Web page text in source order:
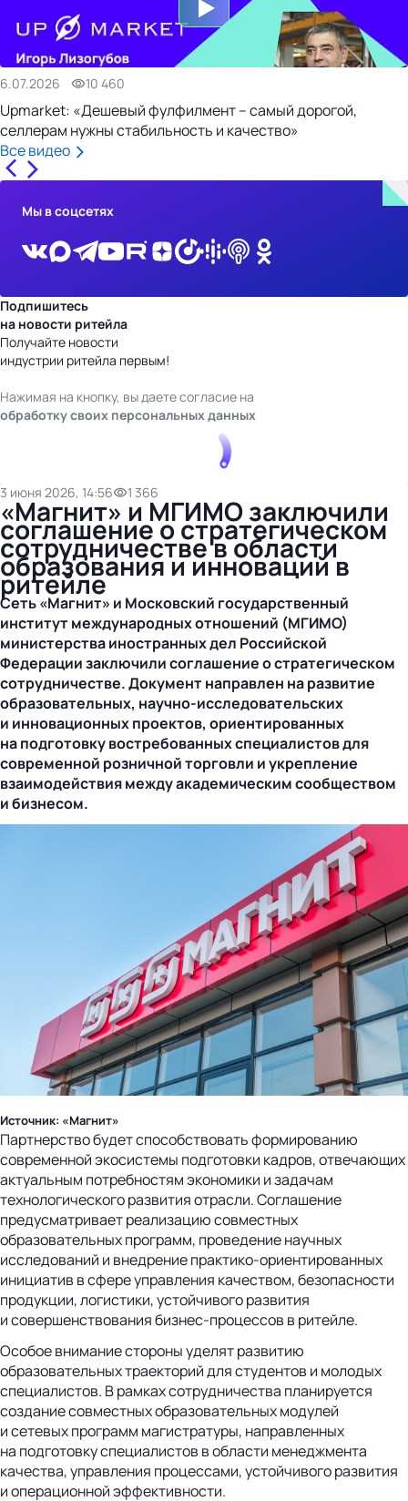
6.07.2026 10 460
Upmarket: «Дешевый фулфилмент – самый дорогой,
селлерам нужны стабильность и качество»
Все видео
Мы в соцсетях
Подпишитесь
на новости ритейла
Получайте новости
индустрии ритейла первым!
Нажимая на кнопку, вы даете согласие на
обработку своих персональных данных
3 июня 2026, 14:56 1 366
«Магнит» и МГИМО заключили
соглашение о стратегическом
сотрудничестве в области
образования и инноваций в
ритейле
Сеть «Магнит» и Московский государственный
институт международных отношений (МГИМО)
министерства иностранных дел Российской
Федерации заключили соглашение о стратегическом
сотрудничестве. Документ направлен на развитие
образовательных, научно-исследовательских
и инновационных проектов, ориентированных
на подготовку востребованных специалистов для
современной розничной торговли и укрепление
взаимодействия между академическим сообществом
и бизнесом.
Источник: «Магнит»
Партнерство будет способствовать формированию
современной экосистемы подготовки кадров, отвечающих
актуальным потребностям экономики и задачам
технологического развития отрасли. Соглашение
предусматривает реализацию совместных
образовательных программ, проведение научных
исследований и внедрение практико-ориентированных
инициатив в сфере управления качеством, безопасности
продукции, логистики, устойчивого развития
и совершенствования бизнес-процессов в ритейле.
Особое внимание стороны уделят развитию
образовательных траекторий для студентов и молодых
специалистов. В рамках сотрудничества планируется
создание совместных образовательных модулей
и сетевых программ магистратуры, направленных
на подготовку специалистов в области менеджмента
качества, управления процессами, устойчивого развития
и операционной эффективности.